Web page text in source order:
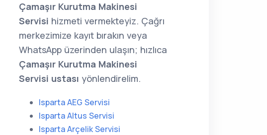
Çamaşır Kurutma Makinesi
Servisi hizmeti vermekteyiz. Çağrı
merkezimize kayıt bırakın veya
WhatsApp üzerinden ulaşın; hızlıca
Çamaşır Kurutma Makinesi
Servisi ustası yönlendirelim.
Isparta AEG Servisi
Isparta Altus Servisi
Isparta Arçelik Servisi